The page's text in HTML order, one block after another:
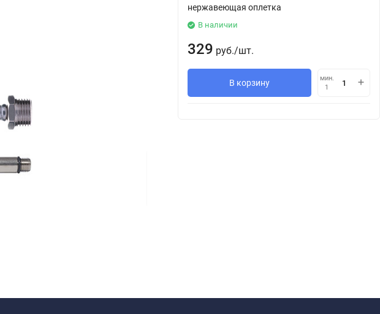
нержавеющая оплетка
В наличии
329 руб./шт.
В корзину
мин.
1